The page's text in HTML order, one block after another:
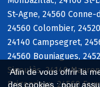
Afin de vous offrir la
des cookies : pour
St-Agne, 24560
24560 Colombier,
24140 Campsegret,
24560 Bouniagues,
Sigoulès, 24140
Prigonrieux, 24560